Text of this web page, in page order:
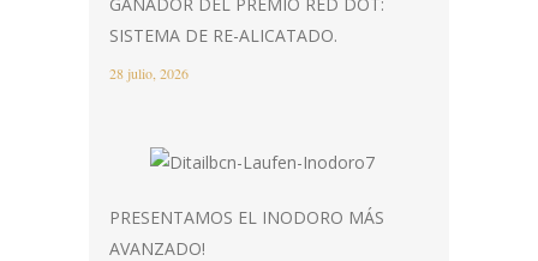
SISTEMA DE RE-ALICATADO.
28 julio, 2026
PRESENTAMOS EL INODORO MÁS
AVANZADO!